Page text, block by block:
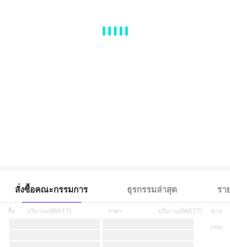
สั่งซื้อคณะกรรมการ ธุรกรรมล่าสุด รา
ซื้อ ปริมาณ(BRETT) ราคา
ขาย
แผ่น
ปริมาณ(BRETT)